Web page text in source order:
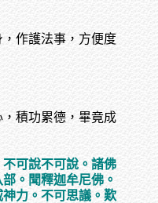
作護法事，方便度
積功累德，畢竟成
可說不可說。諸佛
。聞釋迦牟尼佛。
力。不可思議。歎